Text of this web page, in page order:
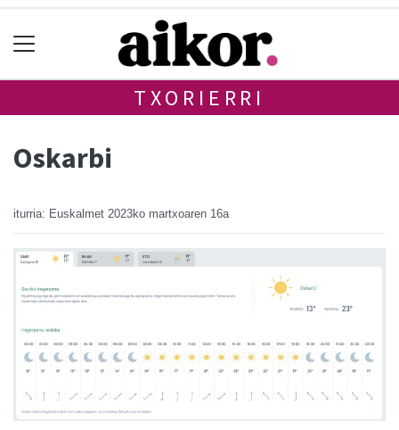
TXORIERRI
Oskarbi
iturria: Euskalmet 2023ko martxoaren 16a